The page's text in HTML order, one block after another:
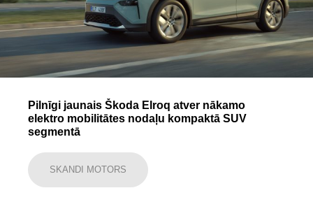
Pilnīgi jaunais Škoda Elroq atver nākamo
elektro mobilitātes nodaļu kompaktā SUV
segmentā
SKANDI MOTORS